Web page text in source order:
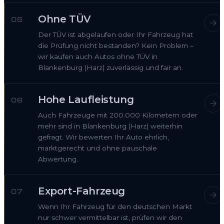
05 Ohne TÜV
Der TÜV ist abgelaufen oder Ihr Fahrzeug hat
die Prüfung nicht bestanden? Kein Problem –
wir kaufen auch Autos ohne TÜV in
Blankenburg (Harz) zuverlässig und fair an.
06 Hohe Laufleistung
Auch Fahrzeuge mit 200.000 Kilometern oder
mehr sind in Blankenburg (Harz) weiterhin
gefragt. Wir bewerten Ihr Auto ehrlich,
marktgerecht und ohne pauschale
Abwertung.
07 Export-Fahrzeug
Wenn Ihr Fahrzeug für den deutschen Markt
nur schwer vermittelbar ist, prüfen wir den